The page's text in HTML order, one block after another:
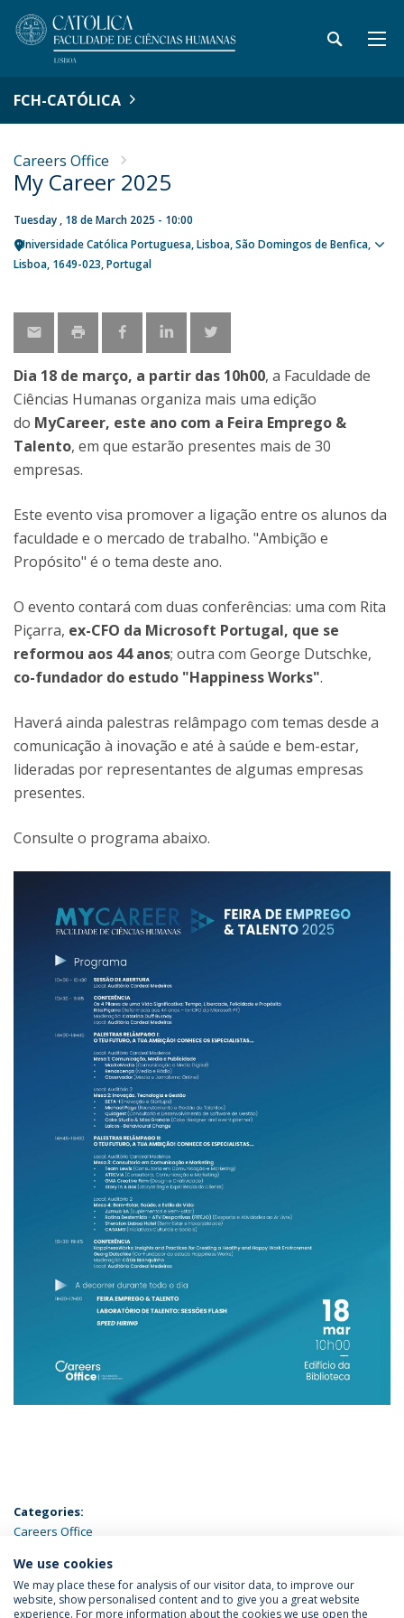
FCH-CATÓLICA
Careers Office
My Career 2025
Tuesday , 18 de March 2025 - 10:00
Universidade Católica Portuguesa Lisboa São Domingos de Benfica,
Lisboa 1649-023 Portugal
Dia 18 de março, a partir das 10h00, a Faculdade de
Ciências Humanas organiza mais uma edição
do MyCareer, este ano com a Feira Emprego &
Talento, em que estarão presentes mais de 30
empresas.
Este evento visa promover a ligação entre os alunos da
faculdade e o mercado de trabalho. "Ambição e
Propósito" é o tema deste ano.
O evento contará com duas conferências: uma com Rita
Piçarra, ex-CFO da Microsoft Portugal, que se
reformou aos 44 anos; outra com George Dutschke,
co-fundador do estudo "Happiness Works".
Haverá ainda palestras relâmpago com temas desde a
comunicação à inovação e até à saúde e bem-estar,
lideradas por representantes de algumas empresas
presentes.
Consulte o programa abaixo.
Categories:
Careers Office
LATEST NEWS
We use cookies
We may place these for analysis of our visitor data, to improve our
website, show personalised content and to give you a great website
experience. For more information about the cookies we use open the